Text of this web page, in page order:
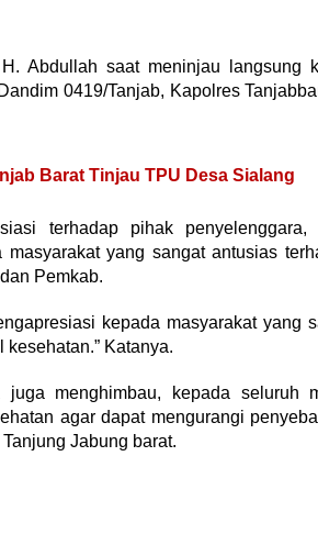
Abdullah saat meninjau langsung
0419/Tanjab, Kapolres
Barat Tinjau TPU Desa Sialang
terhadap pihak
masyarakat yang sangat antusias
Pemkab.
kepada masyarakat
Katanya.
menghimbau, kepada seluruh
agar dapat mengurangi
Jabung barat.